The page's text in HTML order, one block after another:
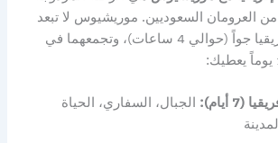
من العرومان السعوديين. موريشيوس لا تبعد
كثيراً عن جنوب إفريقيا جواً (حوالي 4 ساعات)، وتجمعهما في
(7 أيام):
الجبال، السفاري، الحياة